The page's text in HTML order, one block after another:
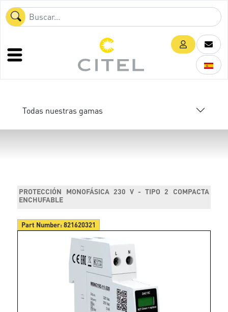
Todas nuestras gamas
PROTECCIÓN MONOFÁSICA 230 V - TIPO 2 COMPACTA
ENCHUFABLE
Part Number:821620321